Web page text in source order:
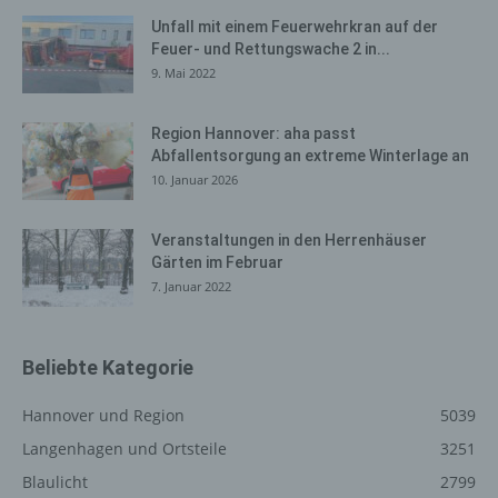
Unfall mit einem Feuerwehrkran auf der
Feuer- und Rettungswache 2 in...
9. Mai 2022
Region Hannover: aha passt
Abfallentsorgung an extreme Winterlage an
10. Januar 2026
Veranstaltungen in den Herrenhäuser
Gärten im Februar
7. Januar 2022
Beliebte Kategorie
Hannover und Region
5039
Langenhagen und Ortsteile
3251
Blaulicht
2799
System verwendete Betriebssystem, (3) die
Internetseite, von welcher ein zugreifendes System auf
unsere Internetseite gelangt (sogenannte Referrer), (4)
System auf unserer Internetseite angesteuert werden,
(5) das Datum und die Uhrzeit eines Zugriffs auf die
Internetseite, (6) eine Internet-Protokoll-Adresse (IP-
Adresse), (7) der Internet-Service-Provider des
zugreifenden Systems und (8) sonstige ähnliche Daten
und Informationen, die der Gefahrenabwehr im Falle von
Angriffen auf unsere informationstechnologischen
Systeme dienen.
Informationen ziehen wird keine Rückschlüsse auf die
benötigt, um (1) die Inhalte unserer Internetseite korrekt
die Werbung für diese zu optimieren, (3) die dauerhafte
Funktionsfähigkeit unserer informationstechnologischen